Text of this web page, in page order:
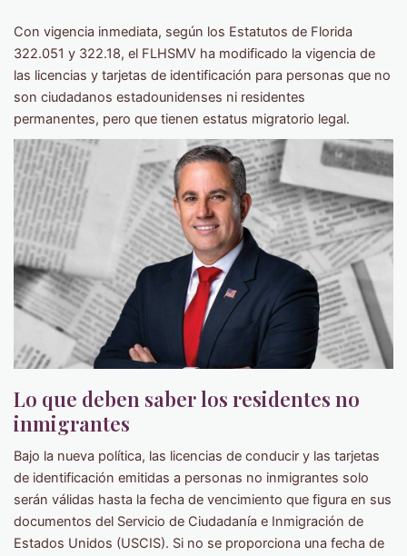
Con vigencia inmediata, según los Estatutos de Florida
322.051 y 322.18, el FLHSMV ha modificado la vigencia de
las licencias y tarjetas de identificación para personas que no
son ciudadanos estadounidenses ni residentes
permanentes, pero que tienen estatus migratorio legal.
Lo que deben saber los residentes no
inmigrantes
Bajo la nueva política, las licencias de conducir y las tarjetas
de identificación emitidas a personas no inmigrantes solo
serán válidas hasta la fecha de vencimiento que figura en sus
documentos del Servicio de Ciudadanía e Inmigración de
Estados Unidos (USCIS). Si no se proporciona una fecha de